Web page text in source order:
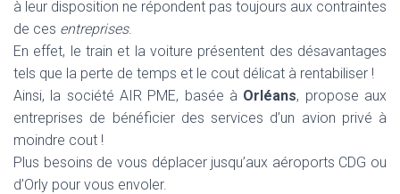
à leur disposition ne répondent pas toujours aux contraintes
de ces entreprises.
En effet, le train et la voiture présentent des désavantages
tels que la perte de temps et le cout délicat à rentabiliser !
Ainsi, la société AIR PME, basée à Orléans, propose aux
entreprises de bénéficier des services d’un avion privé à
moindre cout !
Plus besoins de vous déplacer jusqu’aux aéroports CDG ou
d’Orly pour vous envoler.